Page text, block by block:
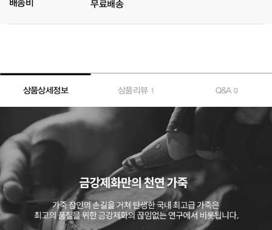
배송비 무료배송
상품상세정보 상품리뷰 1 Q&A0